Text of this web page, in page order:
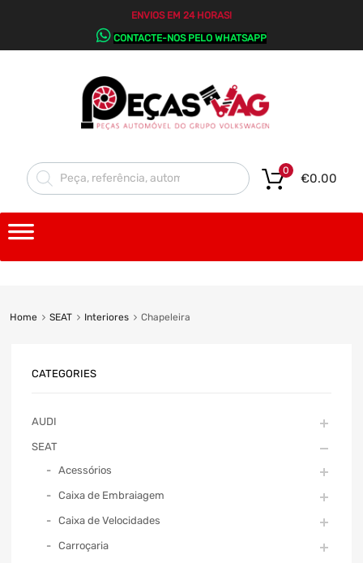
ENVIOS EM 24 HORAS!
CONTACTE-NOS PELO WHATSAPP
€0.00
0
Home SEAT Interiores Chapeleira
CATEGORIES
AUDI
SEAT
Acessórios
Caixa de Embraiagem
Caixa de Velocidades
Carroçaria